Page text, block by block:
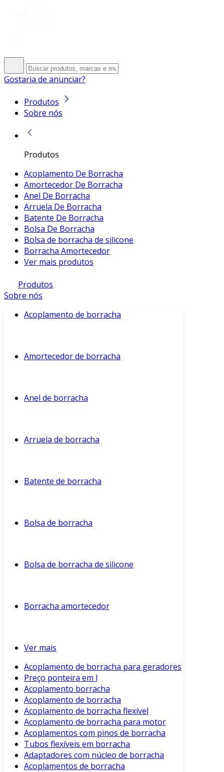
Gostaria de anunciar?
Produtos
Sobre nós
Produtos
Acoplamento De Borracha
Amortecedor De Borracha
Anel De Borracha
Arruela De Borracha
Batente De Borracha
Bolsa De Borracha
Bolsa de borracha de silicone
Borracha Amortecedor
Ver mais produtos
Produtos
Sobre nós
Acoplamento de borracha
Amortecedor de borracha
Anel de borracha
Arruela de borracha
Batente de borracha
Bolsa de borracha
Bolsa de borracha de silicone
Borracha amortecedor
Ver mais
Acoplamento de borracha para geradores
Preço ponteira em l
Acoplamento borracha
Acoplamento de borracha
Acoplamento de borracha flexível
Acoplamento de borracha para motor
Acoplamentos com pinos de borracha
Tubos flexíveis em borracha
Adaptadores com núcleo de borracha
Acoplamentos de borracha